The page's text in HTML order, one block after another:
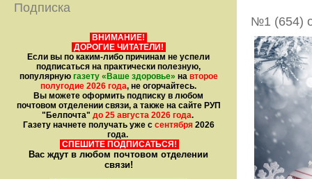
Подписка
ВНИМАНИЕ!
ДОРОГИЕ ЧИТАТЕЛИ!
Если вы по каким-либо причинам не успели
подписаться на практически полезную,
популярную газету «Ваше здоровье» на второе
полугодие 2026 года, не огорчайтесь.
Вы можете оформить подписку в любом
почтовом отделении связи, а также на сайте РУП
"Белпочта" до 25 августа 2026 года.
Газету начнете получать уже с сентября2026
года.
СПЕШИТЕ ПОДПИСАТЬСЯ!
Вас ждут в любом почтовом отделении
связи!
№1 (654)